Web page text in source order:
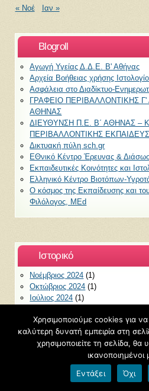
« Νοέ Ιαν »
Blogroll
Αγωγή Υγείας Δ.Δ.Ε. Β' Αθήνας
Αρχεία Βοήθειας χρήσης
Ασφάλεια στο Διαδίκτυο-
ΓΡΑΦΕΙΟ ΠΕΡΙΒΑΛΛΟΝΤΙΚΗΣ Γ'
ΑΘΗΝΑΣ
ΔΙΕΥΘΥΝΣΗ Π.Ε. Β΄ ΑΘΗΝΑΣ –
ΠΕΡΙΒΑΛΛΟΝΤΙΚΗΣ
Δικτυακή πύλη sch.gr
ΕΘνικό Κέντρο Έρευνας &
Εκπαιδευτικές Κοινότητες και
Ελληνικό Κέντρο Βιοτόπων-
Ο κόσμος της Εκπαίδευσης και
Φιλόλογος, ΜEd
Ιστορικό
Νοέμβριος 2024 (1)
Οκτώβριος 2024 (1)
Ιούλιος 2024 (1)
Φεβρουάριος 2024 (10)
Ιανουάριος 2024(2)
Δεκέμβριος 2023(1)
(8)
Σεπτέμβριος 2023(3)
(2)
Χρησιμοποιούμε cookies για
καλύτερη δυνατή εμπειρία στη
χρησιμοποιείτε τη σελίδα,
ικανοποιημένοι
Εντάξει
Όχι